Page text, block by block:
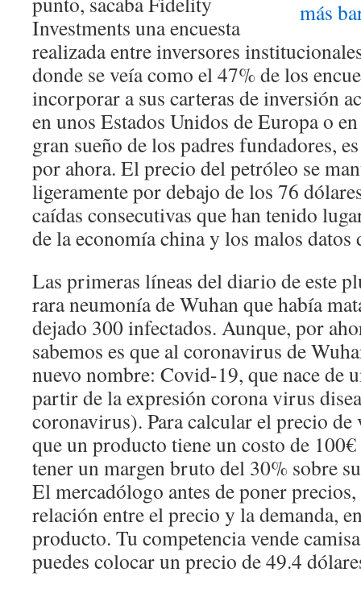
Investments una encuesta
realizada entre inversores
donde se veía como el 47% de los
incorporar a sus carteras de inversión
en unos Estados Unidos de Europa o
gran sueño de los padres fundadores,
por ahora. El precio del petróleo se
ligeramente por debajo de los 76
caídas consecutivas que han tenido
de la economía china y los malos datos
Las primeras líneas del diario de este
rara neumonía de Wuhan que había
dejado 300 infectados. Aunque, por
sabemos es que al coronavirus de
nuevo nombre: Covid-19, que nace de
partir de la expresión corona virus
coronavirus). Para calcular el precio de
que un producto tiene un costo de
tener un margen bruto del 30% sobre
El mercadólogo antes de poner
relación entre el precio y la demanda,
producto. Tu competencia vende
puedes colocar un precio de 49.4